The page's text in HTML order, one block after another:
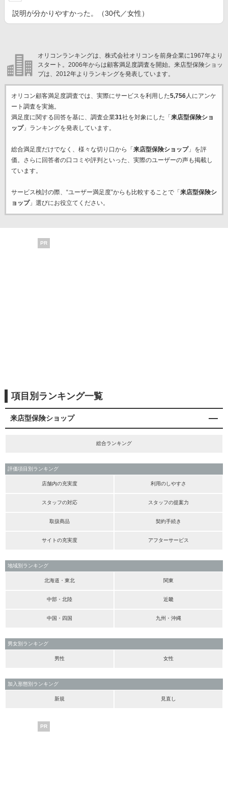
説明が分かりやすかった。（30代／女性）
オリコンランキングは、株式会社オリコンを前身企業に1967年より
スタート。2006年からは顧客満足度調査を開始。来店型保険ショッ
プは、2012年よりランキングを発表しています。
オリコン顧客満足度調査では、実際にサービスを利用した5,756人にアンケ
ート調査を実施。
満足度に関する回答を基に、調査企業31社を対象にした「 来店型保険ショ
ップ」ランキングを発表しています。
総合満足度だけでなく、様々な切り口から「 来店型保険ショップ」を評
価。さらに回答者の口コミや評判といった、実際のユーザーの声も掲載し
ています。
サービス検討の際、“ユーザー満足度”からも比較することで「 来店型保険シ
ョップ」選びにお役立てください。
PR
項目別ランキング一覧
来店型保険ショップ
総合ランキング
評価項目別ランキング
店舗内の充実度 利用のしやすさ
スタッフの対応 スタッフの提案力
取扱商品 契約手続き
サイトの充実度 アフターサービス
地域別ランキング
北海道・東北 関東
中部・北陸 近畿
中国・四国 九州・沖縄
男女別ランキング
男性 女性
加入形態別ランキング
新規 見直し
PR